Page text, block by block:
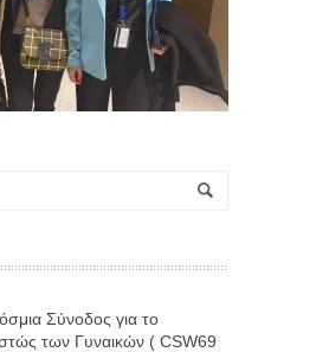
Σύνοδος για το
των Γυναικών ( CSW69